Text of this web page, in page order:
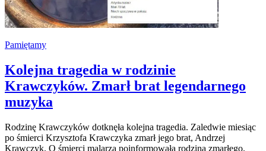
Pamiętamy
Kolejna tragedia w rodzinie
Krawczyków. Zmarł brat legendarnego
muzyka
Rodzinę Krawczyków dotknęła kolejna tragedia. Zaledwie miesiąc
po śmierci Krzysztofa Krawczyka zmarł jego brat, Andrzej
Krawczyk. O śmierci malarza poinformowała rodzina zmarłego.